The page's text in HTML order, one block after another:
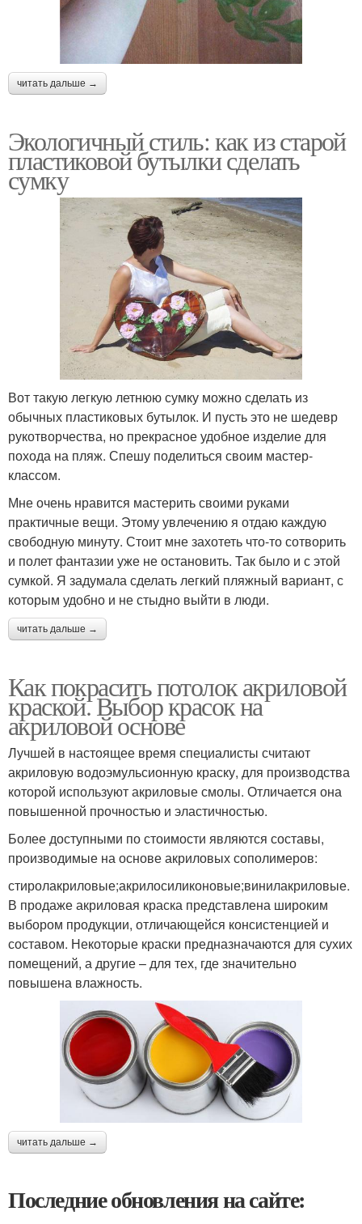
читать дальше →
Экологичный стиль: как из старой
пластиковой бутылки сделать
сумку
Вот такую легкую летнюю сумку можно сделать из
обычных пластиковых бутылок. И пусть это не шедевр
рукотворчества, но прекрасное удобное изделие для
похода на пляж. Спешу поделиться своим мастер-
классом.
Мне очень нравится мастерить своими руками
практичные вещи. Этому увлечению я отдаю каждую
свободную минуту. Стоит мне захотеть что-то сотворить
и полет фантазии уже не остановить. Так было и с этой
сумкой. Я задумала сделать легкий пляжный вариант, с
которым удобно и не стыдно выйти в люди.
читать дальше →
Как покрасить потолок акриловой
краской. Выбор красок на
акриловой основе
Лучшей в настоящее время специалисты считают
акриловую водоэмульсионную краску, для производства
которой используют акриловые смолы. Отличается она
повышенной прочностью и эластичностью.
Более доступными по стоимости являются составы,
производимые на основе акриловых сополимеров:
стиролакриловые;акрилосиликоновые;винилакриловые.
В продаже акриловая краска представлена широким
выбором продукции, отличающейся консистенцией и
составом. Некоторые краски предназначаются для сухих
помещений, а другие – для тех, где значительно
повышена влажность.
читать дальше →
Последние обновления на сайте: